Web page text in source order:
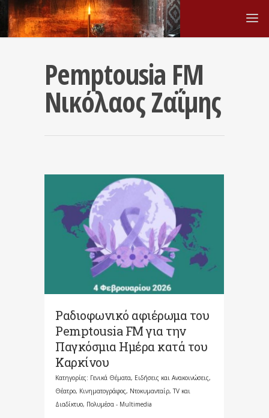
Pemptousia FM
Νικόλαος Ζαΐμης
Ραδιοφωνικό αφιέρωμα του
Pemptousia FM για την
Παγκόσμια Ημέρα κατά του
Καρκίνου
Κατηγορίες: Γενικά Θέματα, Ειδήσεις και Ανακοινώσεις,
Θέατρο, Κινηματογράφος, Ντοκυμανταίρ, TV και
Διαδίκτυο, Πολυμέσα - Multimedia